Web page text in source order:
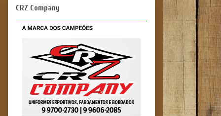
CRZ Company